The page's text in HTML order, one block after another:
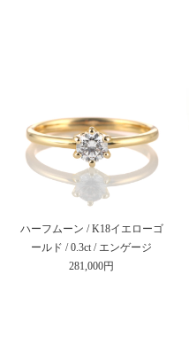
ハーフムーン / K18イエローゴ
ールド / 0.3ct / エンゲージ
281,000円